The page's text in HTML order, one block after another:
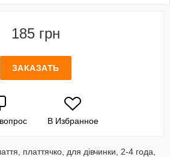
185 грн
ЗАКАЗАТЬ
В Избранное
платтячко, для дівчинки, 2-4 года,